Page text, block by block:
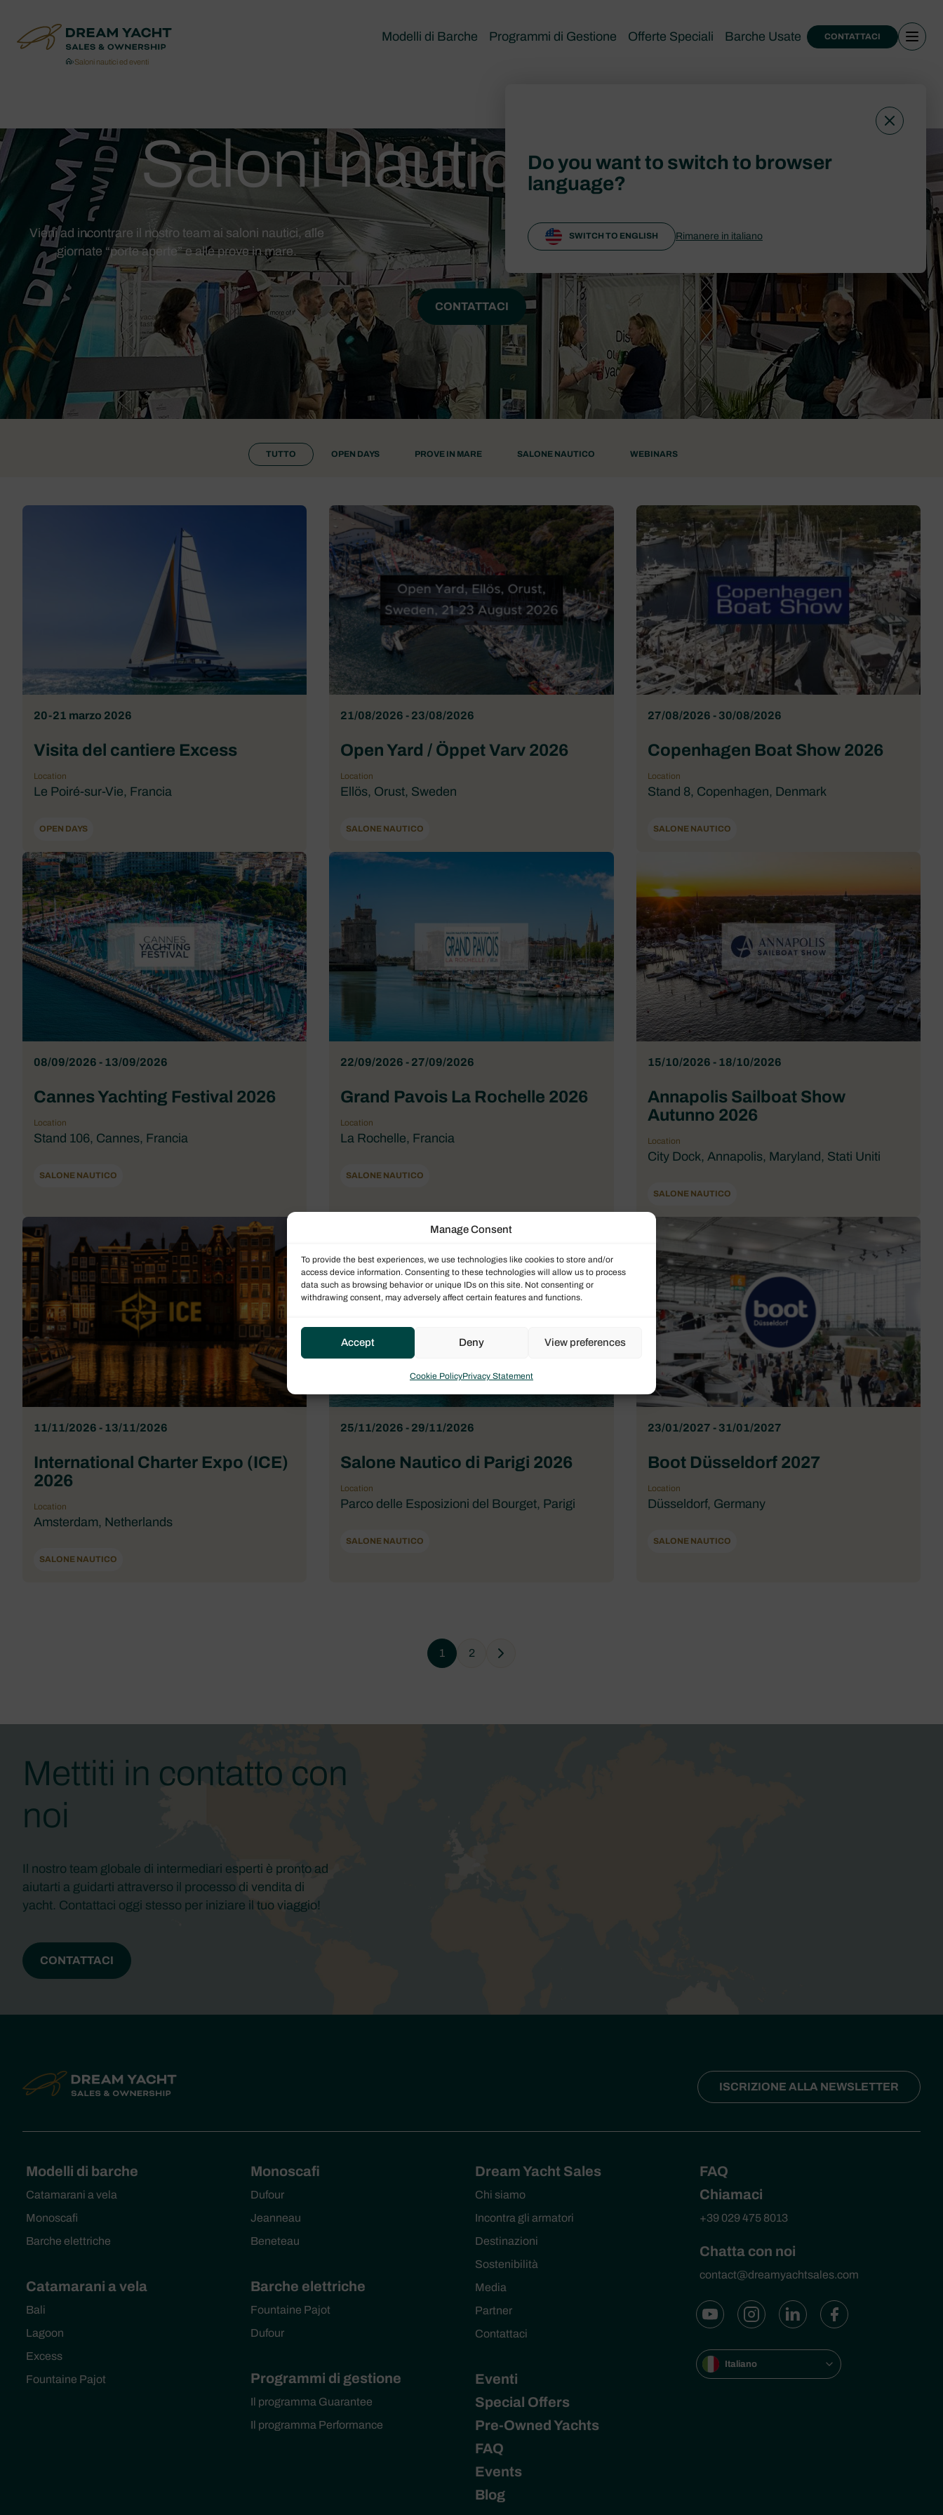
Manage Consent
To provide the best experiences, we use technologies like cookies to store and/or
access device information. Consenting to these technologies will allow us to process
data such as browsing behavior or unique IDs on this site. Not consenting or
withdrawing consent, may adversely affect certain features and functions.
Accept Deny View preferences
Cookie PolicyPrivacy Statement
Modelli di Barche Programmi di Gestione Offerte Speciali Barche Usate CONTATTACI
›Saloni nautici ed eventi
Saloni nautici ed eventi
Vieni ad incontrare il nostro team ai saloni nautici, alle
giornate “porte aperte” e alle prove in mare.
CONTATTACI
TUTTO OPEN DAYS PROVE IN MARE SALONE NAUTICO WEBINARS
20-21 marzo 2026
Visita del cantiere Excess
Location
Le Poiré-sur-Vie, Francia
OPEN DAYS
21/08/2026 - 23/08/2026
Open Yard / Öppet Varv 2026
Location
Ellös, Orust, Sweden
SALONE NAUTICO
27/08/2026 - 30/08/2026
Copenhagen Boat Show 2026
Location
Stand 8, Copenhagen, Denmark
SALONE NAUTICO
08/09/2026 - 13/09/2026
Cannes Yachting Festival 2026
Location
Stand 106, Cannes, Francia
SALONE NAUTICO
22/09/2026 - 27/09/2026
Grand Pavois La Rochelle 2026
Location
La Rochelle, Francia
SALONE NAUTICO
15/10/2026 - 18/10/2026
Annapolis Sailboat Show
Autunno 2026
Location
City Dock, Annapolis, Maryland, Stati Uniti
SALONE NAUTICO
11/11/2026 - 13/11/2026
International Charter Expo (ICE)
2026
Location
Amsterdam, Netherlands
SALONE NAUTICO
25/11/2026 - 29/11/2026
Salone Nautico di Parigi 2026
Location
Parco delle Esposizioni del Bourget, Parigi
SALONE NAUTICO
23/01/2027 - 31/01/2027
Boot Düsseldorf 2027
Location
Düsseldorf, Germany
SALONE NAUTICO
1 2 Next
Mettiti in contatto con
noi
Il nostro team globale di intermediari esperti è pronto ad
aiutarti a guidarti attraverso il processo di vendita di
yacht. Contattaci oggi stesso per iniziare il tuo viaggio!
CONTATTACI
ISCRIZIONE ALLA NEWSLETTER
Modelli di barche
Catamarani a vela
Monoscafi
Barche elettriche
Catamarani a vela
Bali
Lagoon
Excess
Fountaine Pajot
Monoscafi
Dufour
Jeanneau
Beneteau
Barche elettriche
Fountaine Pajot
Dufour
Programmi di gestione
Il programma Guarantee
Il programma Performance
Dream Yacht Sales
Chi siamo
Incontra gli armatori
Destinazioni
Sostenibilità
Media
Partner
Contattaci
Eventi
Special Offers
Pre-Owned Yachts
FAQ
Events
Blog
FAQ
Chiamaci
+39 029 475 8013
Chatta con noi
contact@dreamyachtsales.com
Italiano
Do you want to switch to browser
language?
SWITCH TO ENGLISH Rimanere in italiano